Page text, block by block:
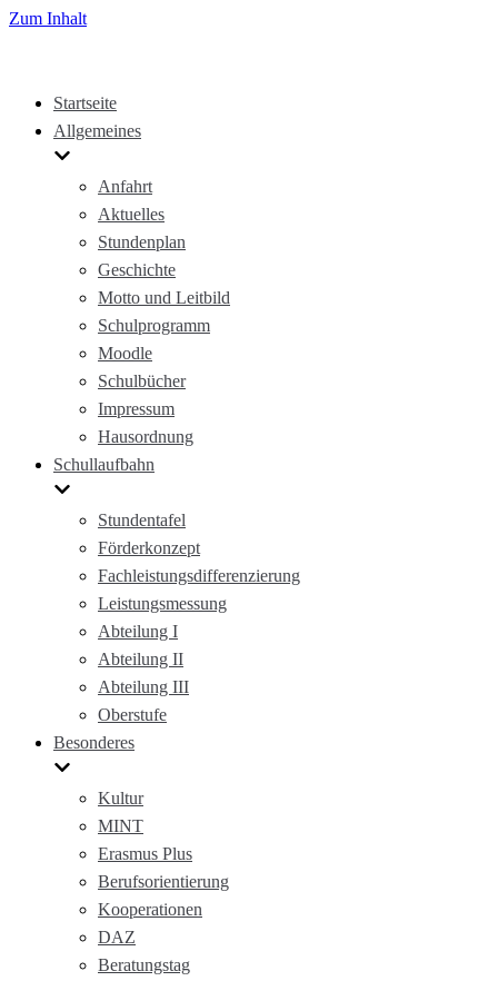
Zum Inhalt
Startseite
Allgemeines
Anfahrt
Aktuelles
Stundenplan
Geschichte
Motto und Leitbild
Schulprogramm
Moodle
Schulbücher
Impressum
Hausordnung
Schullaufbahn
Stundentafel
Förderkonzept
Fachleistungsdifferenzierung
Leistungsmessung
Abteilung I
Abteilung II
Abteilung III
Oberstufe
Besonderes
Kultur
MINT
Erasmus Plus
Berufsorientierung
Kooperationen
DAZ
Beratungstag